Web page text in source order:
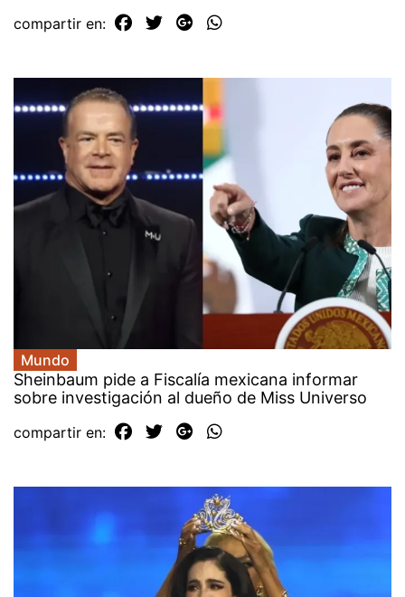
compartir en:
Mundo
Sheinbaum pide a Fiscalía mexicana informar
sobre investigación al dueño de Miss Universo
compartir en: